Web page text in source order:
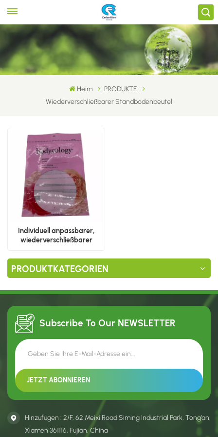
Heim
PRODUKTE
Wiederverschließbarer Standbodenbeutel
Individuell anpassbarer,
wiederverschließbarer
Kunststoff
PRODUKTKATEGORIEN
Subscribe To Our NEWSLETTER
Hinzufügen : 2/F, 62 Meixi Road Siming Industrial Park, Tong’an,
Xiamen 361116, Fujian, China